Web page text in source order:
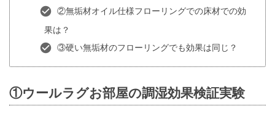
②無垢材オイル仕様フローリングでの床材での効
果は？
③硬い無垢材のフローリングでも効果は同じ？
①ウールラグお部屋の調湿効果検証実験